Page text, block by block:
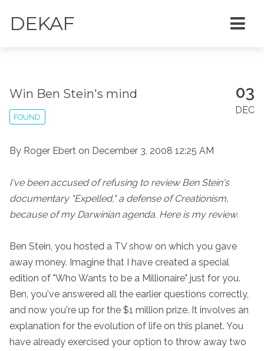
DEKAF
03
DEC
Win Ben Stein's mind
FOUND
By Roger Ebert on December 3, 2008 12:25 AM
I've been accused of refusing to review Ben Stein's
documentary "Expelled," a defense of Creationism,
because of my Darwinian agenda. Here is my review.
Ben Stein, you hosted a TV show on which you gave
away money. Imagine that I have created a special
edition of "Who Wants to be a Millionaire" just for you.
Ben, you've answered all the earlier questions correctly,
and now you're up for the $1 million prize. It involves an
explanation for the evolution of life on this planet. You
have already exercised your option to throw away two